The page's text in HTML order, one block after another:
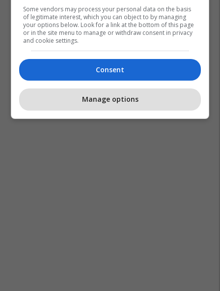
Some vendors may process your personal data on the basis
of legitimate interest, which you can object to by managing
your options below. Look for a link at the bottom of this page
or in the site menu to manage or withdraw consent in privacy
and cookie settings.
Consent
Manage options